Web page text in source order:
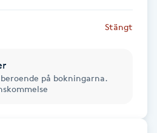
Stängt
på bokningarna.